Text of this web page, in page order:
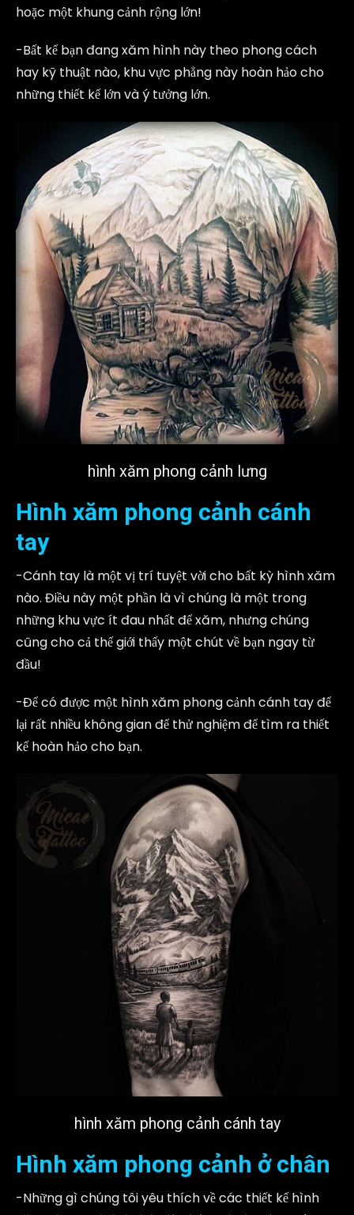
hoặc một khung cảnh rộng lớn!
-Bất kể bạn đang xăm hình này theo phong cách
hay kỹ thuật nào, khu vực phẳng này hoàn hảo cho
những thiết kế lớn và ý tưởng lớn.
hình xăm phong cảnh lưng
Hình xăm phong cảnh cánh
tay
-Cánh tay là một vị trí tuyệt vời cho bất kỳ hình xăm
nào. Điều này một phần là vì chúng là một trong
những khu vực ít đau nhất để xăm, nhưng chúng
cũng cho cả thế giới thấy một chút về bạn ngay từ
đầu!
-Để có được một hình xăm phong cảnh cánh tay để
lại rất nhiều không gian để thử nghiệm để tìm ra thiết
kế hoàn hảo cho bạn.
hình xăm phong cảnh cánh tay
Hình xăm phong cảnh ở chân
-Những gì chúng tôi yêu thích về các thiết kế hình